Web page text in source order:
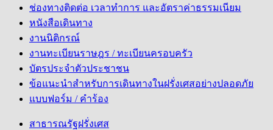
ช่องทางติดต่อ เวลาทำการ และอัตราค่าธรรมเนียม
หนังสือเดินทาง
งานนิติกรณ์
งานทะเบียนราษฎร / ทะเบียนครอบครัว
บัตรประจำตัวประชาชน
ข้อแนะนำสำหรับการเดินทางในฝรั่งเศสอย่างปลอดภัย
แบบฟอร์ม / คำร้อง
สาธารณรัฐฝรั่งเศส